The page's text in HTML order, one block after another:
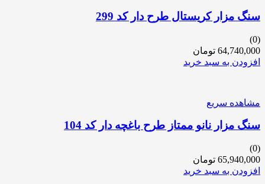
سنگ مزار کریستال طرح دار کد 299
(0)
64,740,000 تومان
افزودن به سبد خرید
مشاهده سریع
سنگ مزار نانو ممتاز طرح باغچه دار کد 104
(0)
65,940,000 تومان
افزودن به سبد خرید